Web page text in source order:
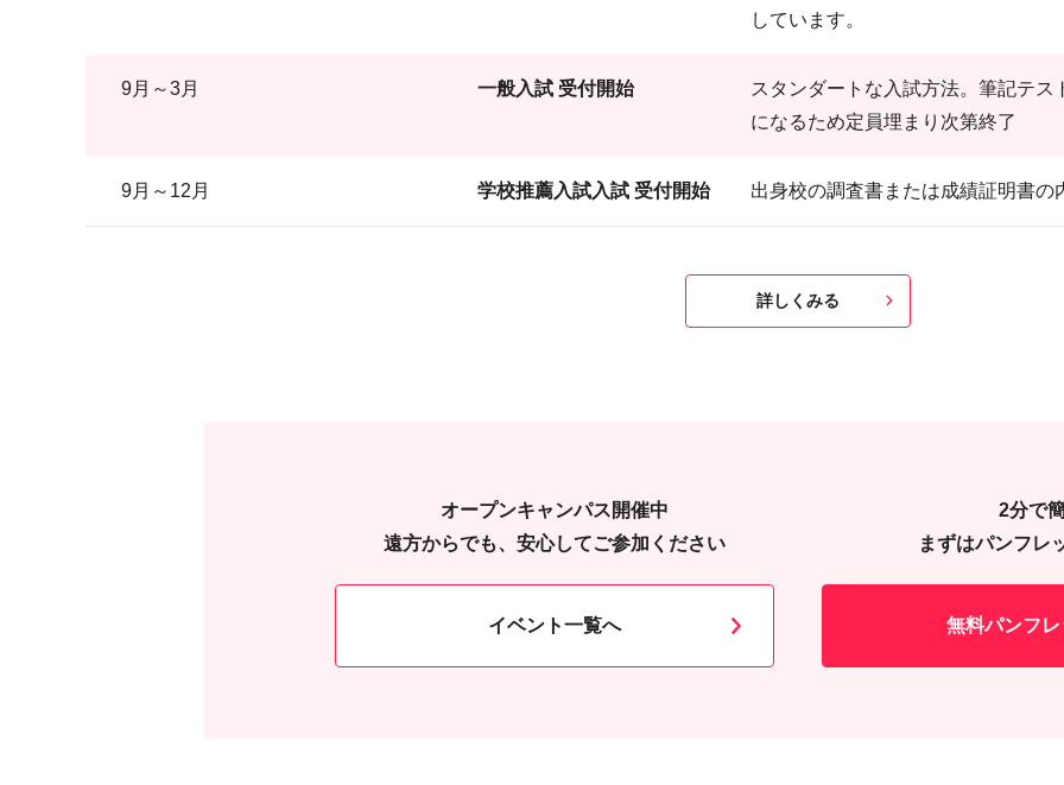
しています。
9月～3月 一般入試 受付開始
スタンダートな入試方法。筆記テ
になるため定員埋まり次第終了
9月～12月 学校推薦入試入試 受付開始 出身校の調査書または成績証明書の
詳しくみる
オープンキャンパス開催中
遠方からでも、安心してご参加ください
イベント一覧へ
2分で
まずはパンフレ
無料パンフ